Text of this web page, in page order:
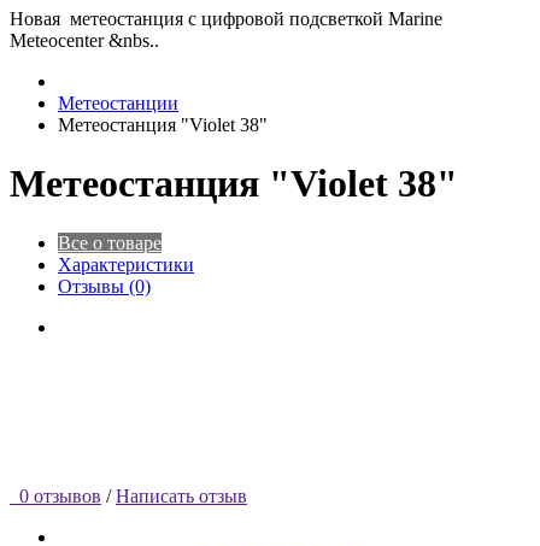
Новая метеостанция с цифровой подсветкой Marine
Meteocenter &nbs..
Метеостанции
Метеостанция "Violet 38"
Метеостанция "Violet 38"
Все о товаре
Характеристики
Отзывы (0)
0 отзывов / Написать отзыв